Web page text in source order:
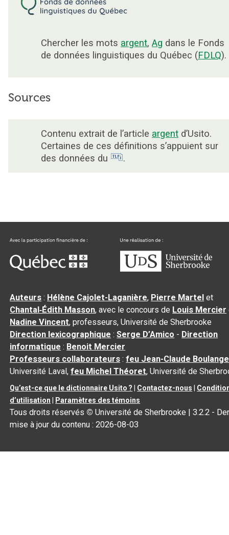
Chercher les mots argent, Ag dans le Fonds
de données linguistiques du Québec (FDLQ).
Sources
Contenu extrait de l’article argent d’Usito.
Certaines de ces définitions s’appuient sur
des données du
.
Auteurs : Hélène Cajolet-Laganière, Pierre Martel et
Chantal‑Édith Masson, avec le concours de Louis Mercier
Nadine Vincent, professeurs, Université de Sherbrooke
Direction lexicographique :Serge D’Amico - Direction
informatique : Benoit Mercier
Professeurs collaborateurs :feu Jean-Claude
Université Laval,feu Michel Théoret, Université de
Qu’est-ce que le dictionnaire Usito ? Contactez-nous
d’utilisation
Paramètres des témoins
Tous droits réservés © Université de Sherbrooke |3.2.2 -
mise à jour du contenu :2026-08-03